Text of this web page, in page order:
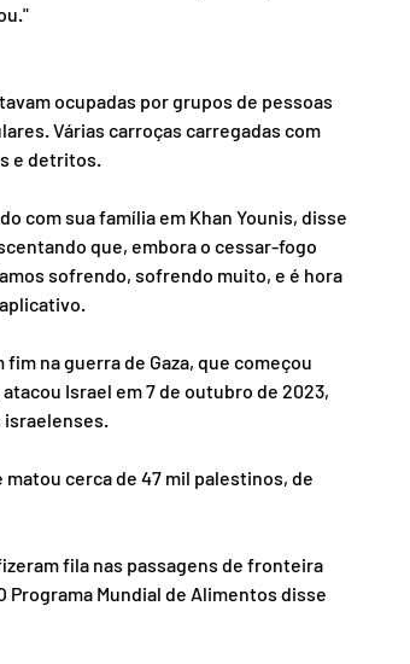
ocupadas por grupos de pessoas
Várias carroças carregadas com
e detritos.
com sua família em Khan Younis, disse
que, embora o cessar-fogo
sofrendo, sofrendo muito, e é hora
na guerra de Gaza, que começou
Israel em 7 de outubro de 2023,
israelenses.
cerca de 47 mil palestinos, de
fila nas passagens de fronteira
Programa Mundial de Alimentos disse